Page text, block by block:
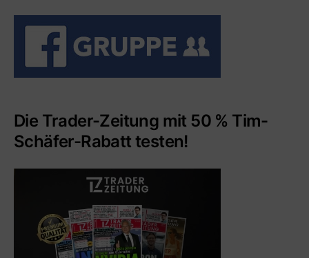
Die Trader-Zeitung mit 50 % Tim-
Schäfer-Rabatt testen!